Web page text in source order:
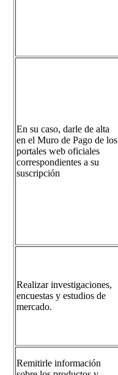
En su caso, darle de alta
en el Muro de Pago de los
portales web oficiales
correspondientes a su
suscripción
Realizar investigaciones,
encuestas y estudios de
mercado.
Remitirle información